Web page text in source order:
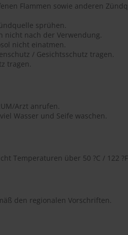
Flammen sowie anderen
sprühen.
nicht nach der Verwendung.
nicht einatmen.
/ Gesichtsschutz tragen.
tragen.
Arzt anrufen.
viel Wasser und Seife waschen.
Temperaturen über 50 ?C / 122
den regionalen Vorschriften.